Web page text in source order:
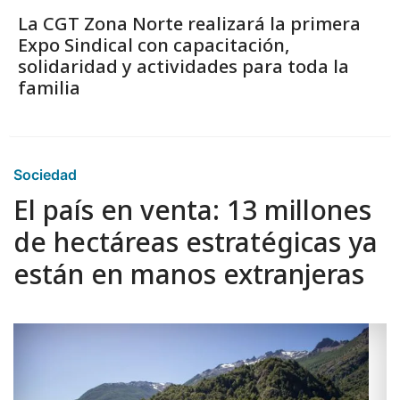
Sindicatos
La CGT Zona Norte realizará la primera
Expo Sindical con capacitación,
solidaridad y actividades para toda la
Sociedad
El país en venta: 13 millones
de hectáreas estratégicas ya